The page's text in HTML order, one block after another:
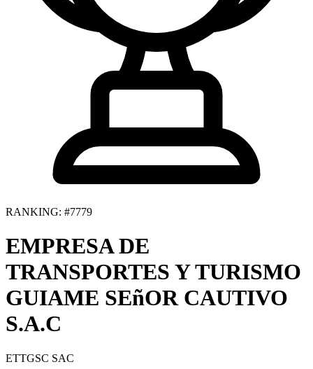
RANKING: #7779
EMPRESA DE
TRANSPORTES Y TURISMO
GUIAME SEñOR CAUTIVO
S.A.C
ETTGSC SAC